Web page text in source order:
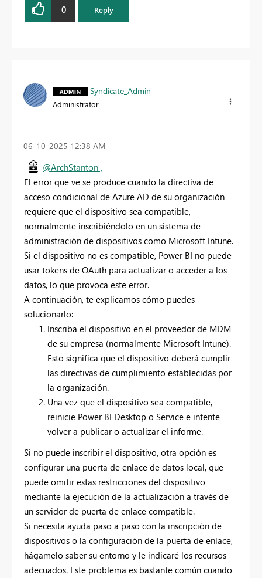
0 Reply
Syndicate_Admin
Administrator
‎06-10-2025 12:38 AM
@ArchStanton ,
El error que ve se produce cuando la directiva de
acceso condicional de Azure AD de su organización
requiere que el dispositivo sea compatible,
normalmente inscribiéndolo en un sistema de
administración de dispositivos como Microsoft Intune.
Si el dispositivo no es compatible, Power BI no puede
usar tokens de OAuth para actualizar o acceder a los
datos, lo que provoca este error.
A continuación, te explicamos cómo puedes
solucionarlo:
Inscriba el dispositivo en el proveedor de MDM
de su empresa (normalmente Microsoft Intune).
Esto significa que el dispositivo deberá cumplir
las directivas de cumplimiento establecidas por
la organización.
Una vez que el dispositivo sea compatible,
reinicie Power BI Desktop o Service e intente
volver a publicar o actualizar el informe.
Si no puede inscribir el dispositivo, otra opción es
configurar una puerta de enlace de datos local, que
puede omitir estas restricciones del dispositivo
mediante la ejecución de la actualización a través de
un servidor de puerta de enlace compatible.
Si necesita ayuda paso a paso con la inscripción de
dispositivos o la configuración de la puerta de enlace,
hágamelo saber su entorno y le indicaré los recursos
adecuados. Este problema es bastante común cuando